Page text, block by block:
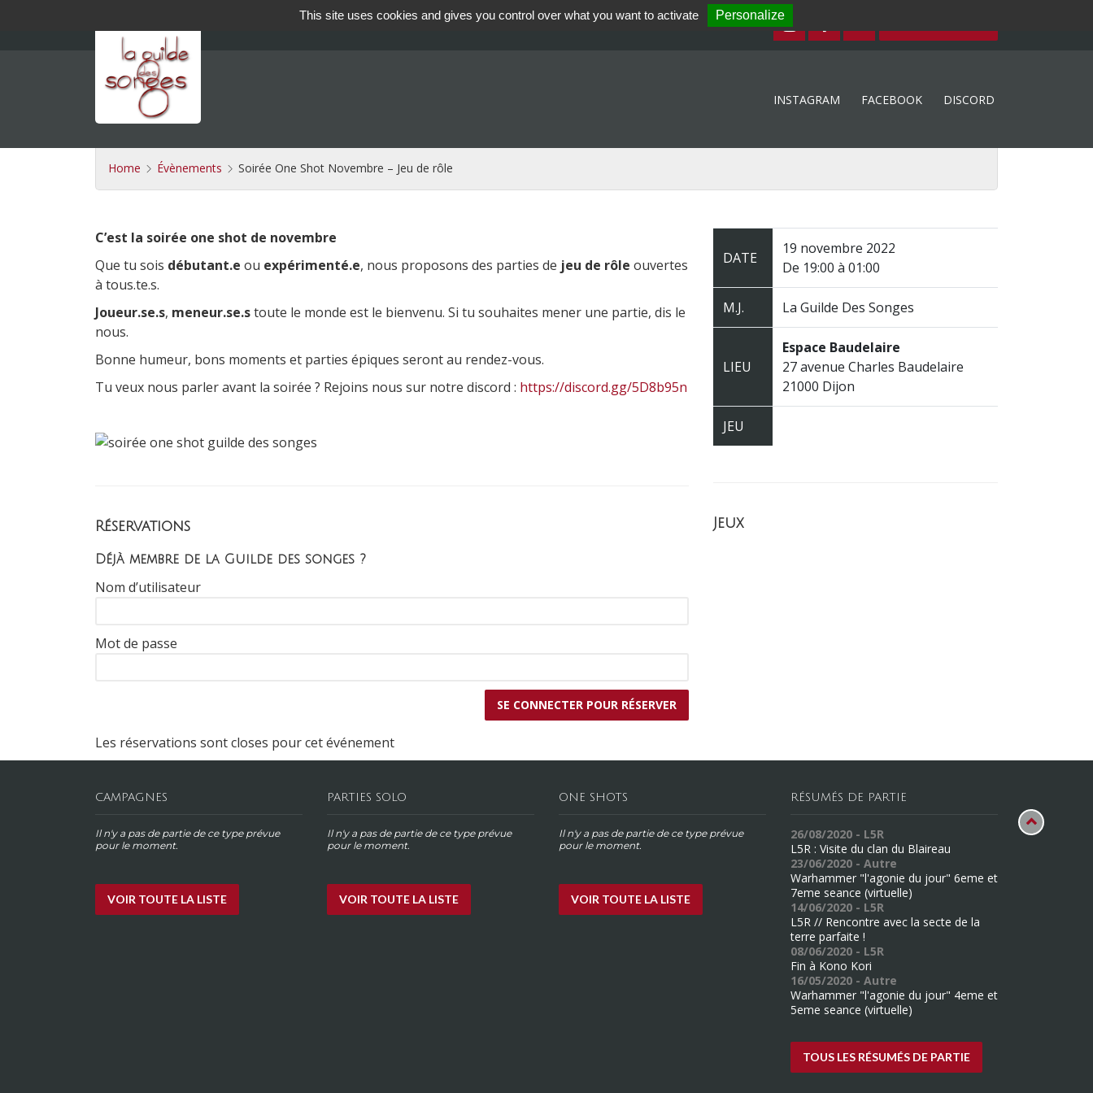
INSTAGRAM FACEBOOK DISCORD
Home Évènements Soirée One Shot Novembre – Jeu de rôle
C’est la soirée one shot de novembre
Que tu sois débutant.e ou expérimenté.e, nous proposons des parties de jeu de rôle ouvertes
à tous.te.s.
Joueur.se.s, meneur.se.stoute le monde est le bienvenu. Si tu souhaites mener une partie, dis le
nous.
Bonne humeur, bons moments et parties épiques seront au rendez-vous.
Tu veux nous parler avant la soirée ? Rejoins nous sur notre discord : https://discord.gg/5D8b95n
Réservations
Déjà membre de la Guilde des songes ?
Nom d’utilisateur
Mot de passe
Les réservations sont closes pour cet événement
DATE
19 novembre 2022
De 19:00 à 01:00
M.J. La Guilde Des Songes
LIEU
Espace Baudelaire
27 avenue Charles Baudelaire
21000 Dijon
JEU
Jeux
CAMPAGNES
Il n'y a pas de partie de ce type prévue
pour le moment.
VOIR TOUTE LA LISTE
PARTIES SOLO
Il n'y a pas de partie de ce type prévue
pour le moment.
VOIR TOUTE LA LISTE
ONE SHOTS
Il n'y a pas de partie de ce type prévue
pour le moment.
VOIR TOUTE LA LISTE
RÉSUMÉS DE PARTIE
26/08/2020 - L5R
L5R : Visite du clan du Blaireau
23/06/2020 - Autre
Warhammer "l'agonie du jour" 6eme et
7eme seance (virtuelle)
14/06/2020 - L5R
L5R // Rencontre avec la secte de la
terre parfaite !
08/06/2020 - L5R
Fin à Kono Kori
16/05/2020 - Autre
Warhammer "l'agonie du jour" 4eme et
5eme seance (virtuelle)
TOUS LES RÉSUMÉS DE PARTIE
This site uses cookies and gives you control over what you want to activate Personalize